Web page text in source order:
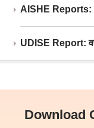
AISHE Reports:
UDISE Report:
Download